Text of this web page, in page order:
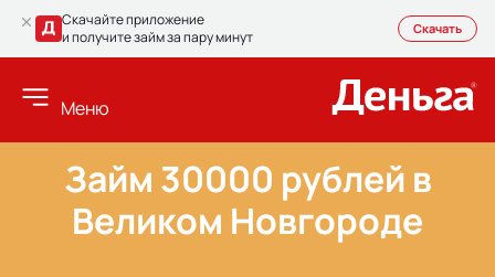
Скачайте приложение
и получите займ за пару минут
Скачать
Меню
Займ 30000 рублей в
Великом Новгороде